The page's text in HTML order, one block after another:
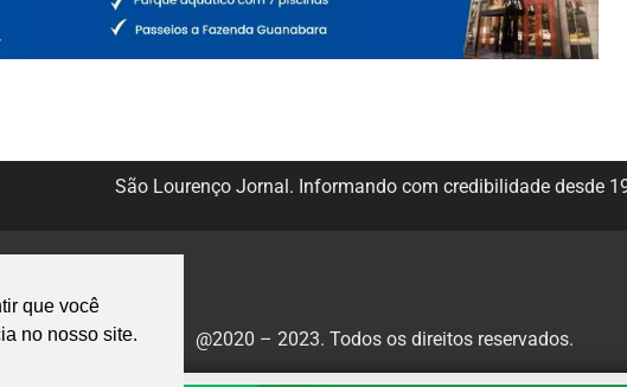
que você
no nosso site.
São Lourenço Jornal. Informando com credibilidade desde
@2020 – 2023. Todos os direitos reservados.